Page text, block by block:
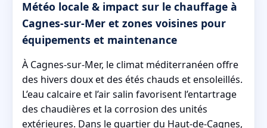
Météo locale & impact sur le chauffage à
Cagnes-sur-Mer et zones voisines pour
équipements et maintenance
À Cagnes-sur-Mer, le climat méditerranéen offre
des hivers doux et des étés chauds et ensoleillés.
L’eau calcaire et l’air salin favorisent l’entartrage
des chaudières et la corrosion des unités
extérieures. Dans le quartier du Haut-de-Cagnes,